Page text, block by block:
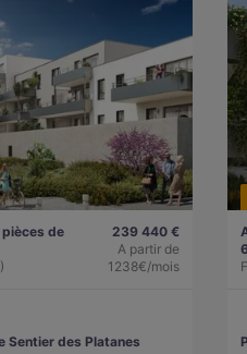
de
239 440 €
A partir de
1238€/mois
Sentier des Platanes